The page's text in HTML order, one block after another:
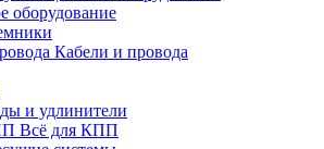
оборудование
Кабели и провода
и удлинители
Всё для КПП